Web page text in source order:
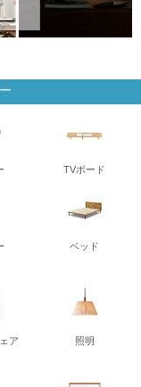
TVボード
ベッド
ア 照明